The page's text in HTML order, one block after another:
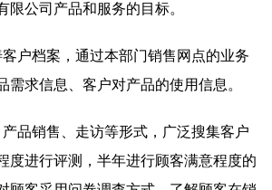
限公司产品和服务的目标。
户档案，通过本部门销售网点的业务
需求信息、客户对产品的使用信息。
品销售、走访等形式，广泛搜集客户
度进行评测，半年进行顾客满意程度的